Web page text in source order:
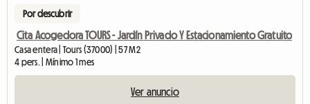
Por descubrir
Cita Acogedora TOURS - Jardín Privado Y Estacionamiento Gratuito
Casa entera | Tours (37000) | 57 M2
4 pers. | Mínimo 1 mes
Ver anuncio